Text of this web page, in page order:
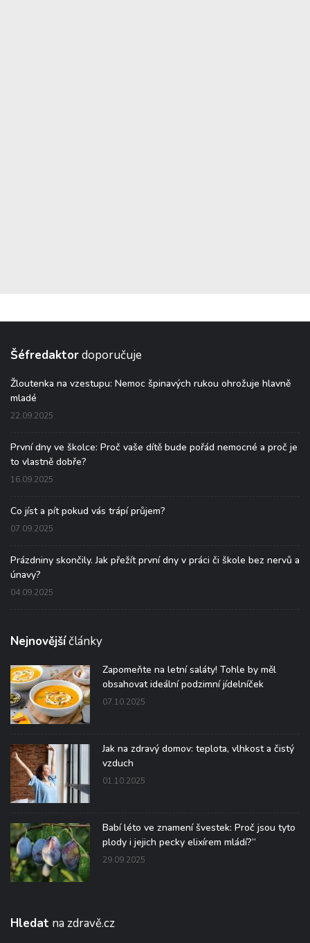
Šéfredaktordoporučuje
Žloutenka na vzestupu: Nemoc špinavých rukou ohrožuje hlavně
mladé
22.09.2025
První dny ve školce: Proč vaše dítě bude pořád nemocné a proč je
to vlastně dobře?
16.09.2025
Co jíst a pít pokud vás trápí průjem?
07.09.2025
Prázdniny skončily. Jak přežít první dny v práci či škole bez nervů a
únavy?
04.09.2025
Nejnovějšíčlánky
Zapomeňte na letní saláty! Tohle by měl
obsahovat ideální podzimní jídelníček
07.10.2025
Jak na zdravý domov: teplota, vlhkost a čistý
vzduch
01.10.2025
Babí léto ve znamení švestek: Proč jsou tyto
plody i jejich pecky elixírem mládí?“
29.09.2025
Hledat na zdravě.cz